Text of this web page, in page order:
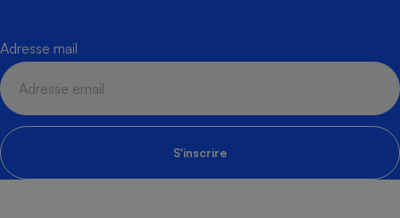
Adresse mail
S'inscrire